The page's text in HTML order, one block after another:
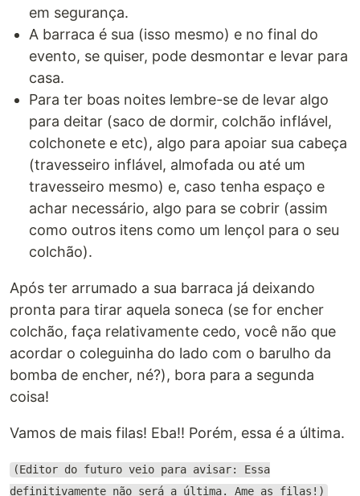
em segurança.
A barraca é sua (isso mesmo) e no final do
evento, se quiser, pode desmontar e levar para
casa.
Para ter boas noites lembre-se de levar algo
para deitar (saco de dormir, colchão inflável,
colchonete e etc), algo para apoiar sua cabeça
(travesseiro inflável, almofada ou até um
travesseiro mesmo) e, caso tenha espaço e
achar necessário, algo para se cobrir (assim
como outros itens como um lençol para o seu
colchão).
Após ter arrumado a sua barraca já deixando
pronta para tirar aquela soneca (se for encher
colchão, faça relativamente cedo, você não que
acordar o coleguinha do lado com o barulho da
bomba de encher, né?), bora para a segunda
coisa!
Vamos de mais filas! Eba!! Porém, essa é a última.
(Editor do futuro veio para avisar: Essa
definitivamente não será a última. Ame as filas!)